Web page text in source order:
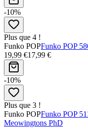
-10%
Plus que 4 !
Funko POPFunko POP
19,99 €17,99 €
-10%
Plus que 3 !
Funko POPFunko POP
Meowingtons PhD